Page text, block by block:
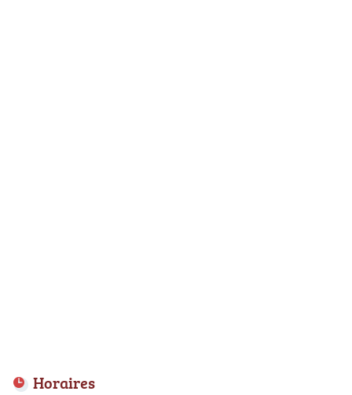
Horaires